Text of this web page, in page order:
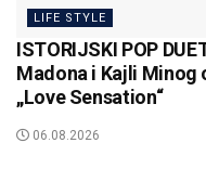
LIFE STYLE
ISTORIJSKI POP
Madona i Kajli Minog
„Love Sensation“
06.08.2026